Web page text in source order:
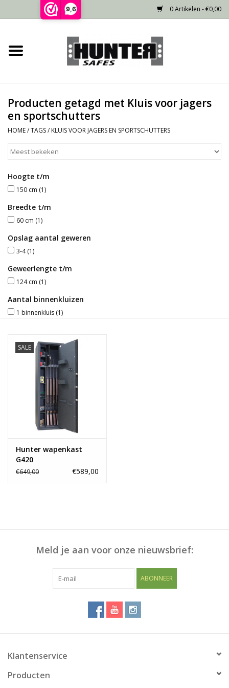
9,6 0 Artikelen - €0,00
Home
Gecertificeerd
Niet gecertificeerd
Recente projecten
Opties
Blog
Producten getagd met Kluis voor jagers
en sportschutters
HOME/TAGS/ KLUIS VOOR JAGERS EN SPORTSCHUTTERS
Hoogte t/m
150 cm (1)
Breedte t/m
60 cm (1)
Opslag aantal geweren
3-4(1)
Geweerlengte t/m
124 cm (1)
Aantal binnenkluizen
1 binnenkluis (1)
SALE
Hunter wapenkast
G420
€649,00 €589,00
Meld je aan voor onze nieuwsbrief:
ABONNEER
Klantenservice
Producten